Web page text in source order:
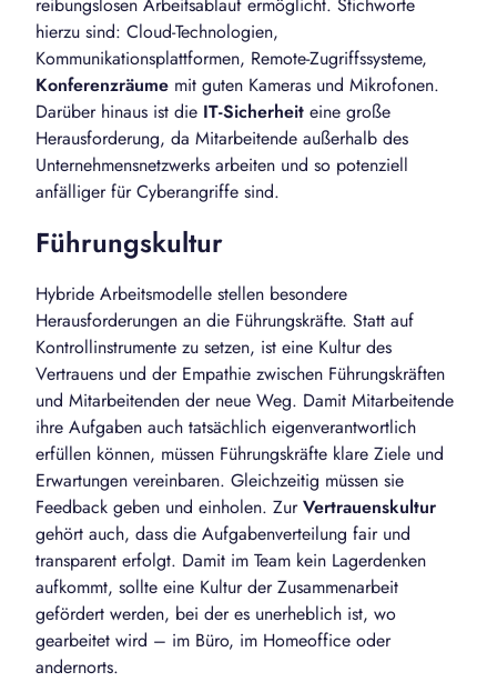
reibungslosen Arbeitsablauf ermöglicht. Stichworte
hierzu sind: Cloud-Technologien,
Kommunikationsplattformen, Remote-Zugriffssysteme,
Konferenzräume mit guten Kameras und Mikrofonen.
Darüber hinaus ist die IT-Sicherheit eine große
Herausforderung, da Mitarbeitende außerhalb des
Unternehmensnetzwerks arbeiten und so potenziell
anfälliger für Cyberangriffe sind.
Führungskultur
Hybride Arbeitsmodelle stellen besondere
Herausforderungen an die Führungskräfte. Statt auf
Kontrollinstrumente zu setzen, ist eine Kultur des
Vertrauens und der Empathie zwischen Führungskräften
und Mitarbeitenden der neue Weg. Damit Mitarbeitende
ihre Aufgaben auch tatsächlich eigenverantwortlich
erfüllen können, müssen Führungskräfte klare Ziele und
Erwartungen vereinbaren. Gleichzeitig müssen sie
Feedback geben und einholen. ZurVertrauenskultur
gehört auch, dass die Aufgabenverteilung fair und
transparent erfolgt. Damit im Team kein Lagerdenken
aufkommt, sollte eine Kultur der Zusammenarbeit
gefördert werden, bei der es unerheblich ist, wo
gearbeitet wird – im Büro, im Homeoffice oder
andernorts.